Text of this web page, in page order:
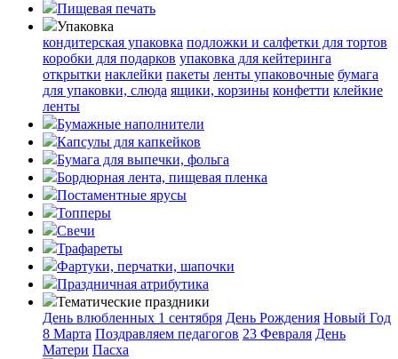
Пищевая печать
Упаковка
кондитерская упаковка подложки и салфетки для тортов
коробки для подарков упаковка для кейтеринга
открытки наклейки пакеты ленты упаковочные бумага
для упаковки, слюда ящики, корзины конфетти клейкие
ленты
Бумажные наполнители
Капсулы для капкейков
Бумага для выпечки, фольга
Бордюрная лента, пищевая пленка
Постаментные ярусы
Топперы
Свечи
Трафареты
Фартуки, перчатки, шапочки
Праздничная атрибутика
Тематические праздники
День влюбленных 1 сентября День Рождения Новый Год
8 Марта Поздравляем педагогов 23 Февраля День
Матери Пасха